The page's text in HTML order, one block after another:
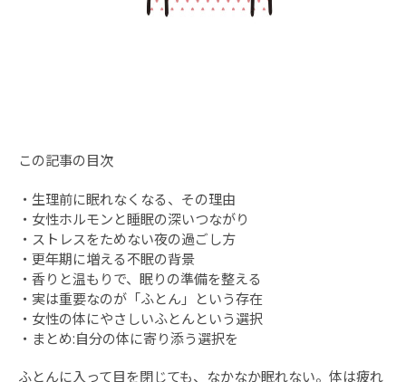
この記事の目次
・ 生理前に眠れなくなる、その理由
・ 女性ホルモンと睡眠の深いつながり
・ ストレスをためない夜の過ごし方
・ 更年期に増える不眠の背景
・ 香りと温もりで、眠りの準備を整える
・ 実は重要なのが「ふとん」という存在
・ 女性の体にやさしいふとんという選択
・ まとめ:自分の体に寄り添う選択を
ふとんに入って目を閉じても、なかなか眠れない。体は疲れ